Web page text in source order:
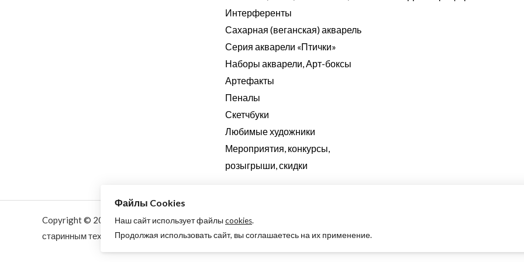
Интерференты
Сахарная (веганская) акварель
Серия акварели «Птички»
Наборы акварели, Арт-боксы
Артефакты
Пеналы
Скетчбуки
Любимые художники
Мероприятия, конкурсы,
розыгрыши, скидки
Copyright © 2026 Aquarellewings - уникальная акварель ручной работы по
старинным технологиям из растительных, минеральных и синтетических пигментов
Файлы Cookies
Наш сайт использует файлы cookies.
Продолжая использовать сайт, вы соглашаетесь на их применение.